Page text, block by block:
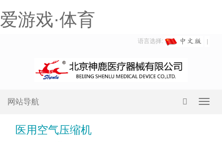
爱游戏·体育
语言选择:
网站导航
医用空气压缩机